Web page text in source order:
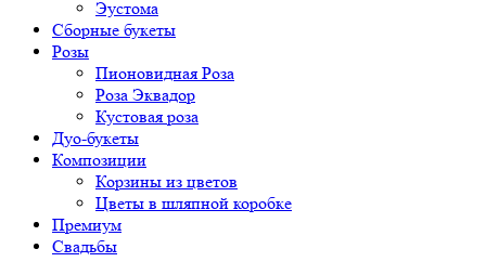
Эустома
Сборные букеты
Розы
Пионовидная Роза
Роза Эквадор
Кустовая роза
Дуо-букеты
Композиции
Корзины из цветов
Цветы в шляпной коробке
Премиум
Свадьбы